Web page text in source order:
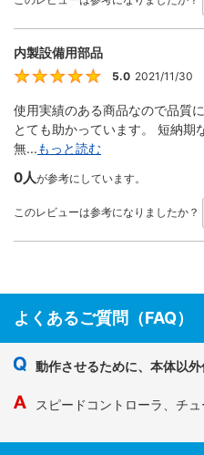
内製設備用部品
5.0 2021/11/30
使用実績のある商品なので品質
とても助かっています。 短納期
無...もっと読む
0人が参考にしています。
このレビューは参考になりましたか？
よくあるご質問（FAQ）
動作させるために、本体以外
スピードコントローラ、チ